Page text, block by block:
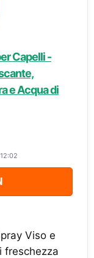
Capelli -
e Acqua di
Viso e
freschezza